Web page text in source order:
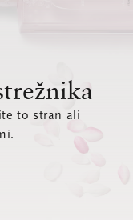
to stran ali